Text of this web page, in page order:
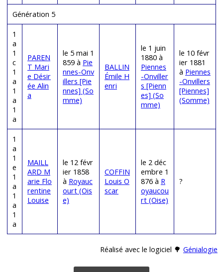
Génération 5
1
a
1
c
1
a
1
a
1
a
PAREN
T Mari
e Désir
ée Alin
a
le 5 mai 1
859 à Pie
nnes-Onv
illers [Pie
nnes] (So
mme)
BALLIN
Émile H
enri
le 1 juin
1880 à
Piennes
-Onviller
s [Pienn
es] (So
mme)
le 10 févr
ier 1881
à Piennes
-Onvillers
[Piennes]
(Somme)
1
a
1
e
1
a
1
a
1
a
MAILL
ARD M
arie Flo
rentine
Louise
le 12 févr
ier 1858
à Royauc
ourt (Ois
e)
COFFIN
Louis O
scar
le 2 déc
embre 1
876 à R
oyaucou
rt (Oise)
?
Réalisé avec le logiciel 🌳 Génialogie